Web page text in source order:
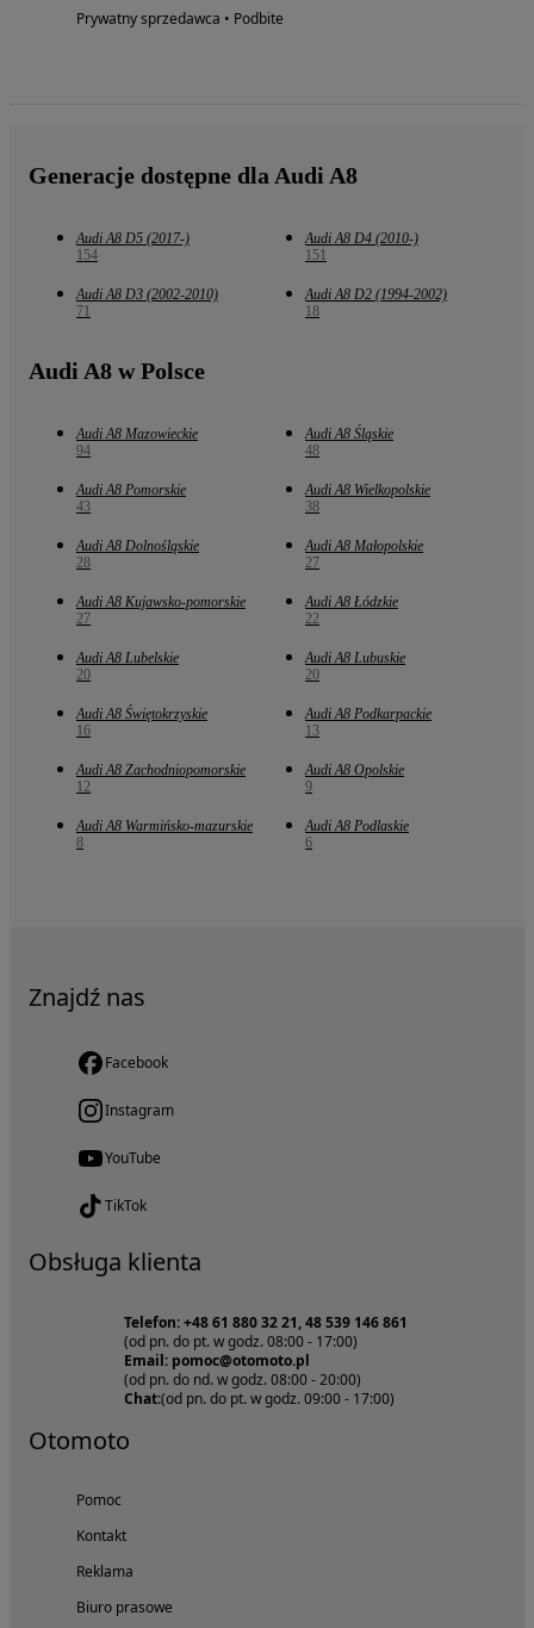
Prywatny sprzedawca • Podbite
Generacje dostępne dla Audi A8
Audi A8 D5 (2017-)
154
Audi A8 D4 (2010-)
151
Audi A8 D3 (2002-2010)
71
Audi A8 D2 (1994-2002)
18
Audi A8 w Polsce
Audi A8 Mazowieckie
94
Audi A8 Śląskie
48
Audi A8 Pomorskie
43
Audi A8 Wielkopolskie
38
Audi A8 Dolnośląskie
28
Audi A8 Małopolskie
27
Audi A8 Kujawsko-pomorskie
27
Audi A8 Łódzkie
22
Audi A8 Lubelskie
20
Audi A8 Lubuskie
20
Audi A8 Świętokrzyskie
16
Audi A8 Podkarpackie
13
Audi A8 Zachodniopomorskie
12
Audi A8 Opolskie
9
Audi A8 Warmińsko-mazurskie
8
Audi A8 Podlaskie
6
Znajdź nas
Facebook
Instagram
YouTube
TikTok
Obsługa klienta
Telefon: +48 61 880 32 21, 48 539 146 861
(od pn. do pt. w godz. 08:00 - 17:00)
Email: pomoc@otomoto.pl
(od pn. do nd. w godz. 08:00 - 20:00)
Chat:(od pn. do pt. w godz. 09:00 - 17:00)
Otomoto
Pomoc
Kontakt
Reklama
Biuro prasowe